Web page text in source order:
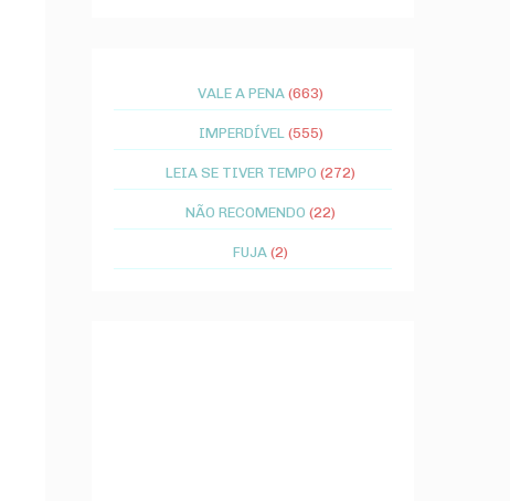
VALE A PENA (663)
IMPERDÍVEL (555)
LEIA SE TIVER TEMPO (272)
NÃO RECOMENDO (22)
FUJA (2)